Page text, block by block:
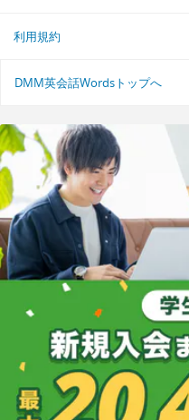
利用規約
DMM英会話Wordsトップへ